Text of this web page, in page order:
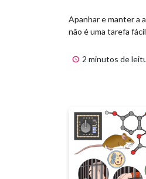
Apanhar e manter a
não é uma tarefa
2 minutos de